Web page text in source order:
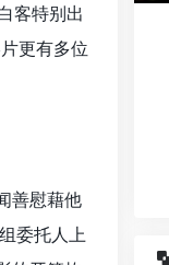
客特别出
更有多位
善慰藉他
委托人上